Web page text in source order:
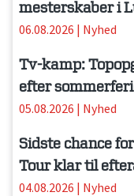
mesterskaber i
06.08.2026 | Nyhed
Tv-kamp:
efter
05.08.2026 | Nyhed
Sidste chance
Tour klar til
04.08.2026 | Nyhed